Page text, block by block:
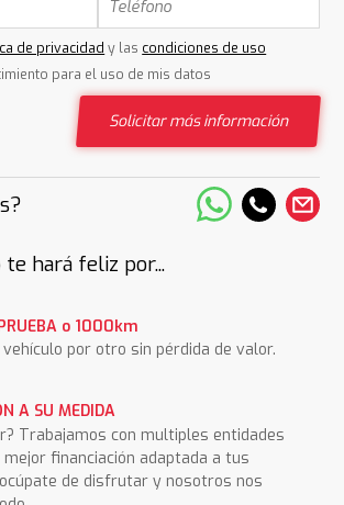
de privacidad y las condiciones de uso
para el uso de mis datos
Solicitar más información
hará feliz por...
o 1000km
por otro sin pérdida de valor.
A SU MEDIDA
Trabajamos con multiples entidades
financiación adaptada a tus
de disfrutar y nosotros nos